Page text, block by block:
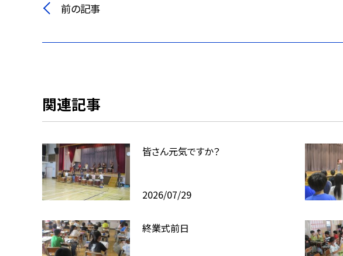
前の記事
関連記事
皆さん元気ですか？
2026/07/29
終業式前日